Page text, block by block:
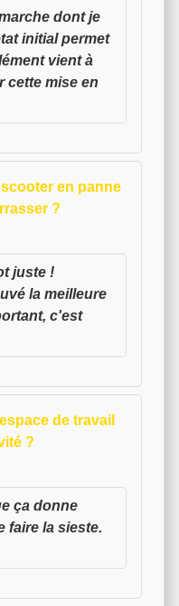
dont je
initial permet
vient à
cette mise en
en panne
?
juste !
la meilleure
c'est
de travail
?
ça donne
faire la sieste.